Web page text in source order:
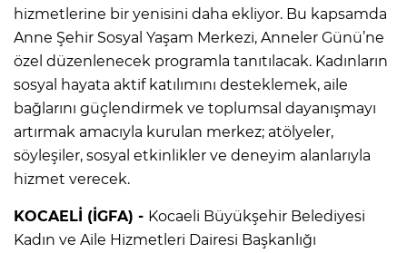
hizmetlerine bir yenisini daha ekliyor. Bu kapsamda
Anne Şehir Sosyal Yaşam Merkezi, Anneler Günü’ne
özel düzenlenecek programla tanıtılacak. Kadınların
sosyal hayata aktif katılımını desteklemek, aile
bağlarını güçlendirmek ve toplumsal dayanışmayı
artırmak amacıyla kurulan merkez; atölyeler,
söyleşiler, sosyal etkinlikler ve deneyim alanlarıyla
hizmet verecek.
KOCAELİ (İGFA) - Kocaeli Büyükşehir Belediyesi
Kadın ve Aile Hizmetleri Dairesi Başkanlığı